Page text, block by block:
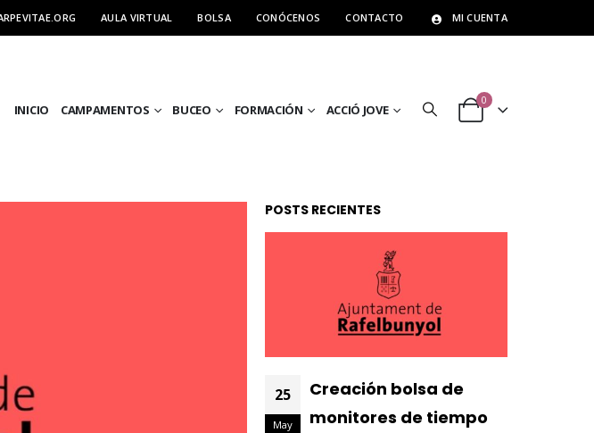
AULA VIRTUAL BOLSA CONÓCENOS CONTACTO MI CUENTA
INICIO CAMPAMENTOS BUCEO FORMACIÓN ACCIÓ JOVE
0
POSTS RECIENTES
25
May
Creación bolsa de
monitores de tiempo